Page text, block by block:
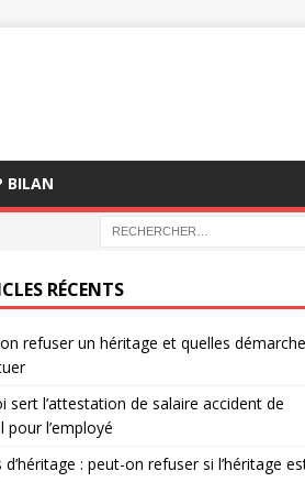
BILAN
RÉCENTS
refuser un héritage et quelles
sert l’attestation de salaire accident de
pour l’employé
d’héritage : peut-on refuser si l’héritage